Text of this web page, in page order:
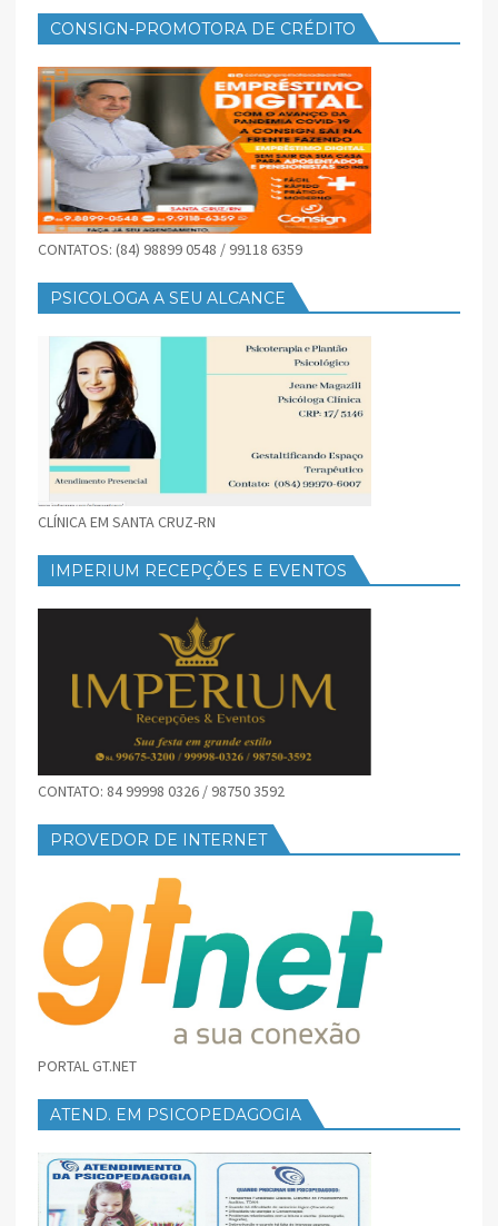
CONSIGN-PROMOTORA DE CRÉDITO
CONTATOS: (84) 98899 0548 / 99118 6359
PSICOLOGA A SEU ALCANCE
CLÍNICA EM SANTA CRUZ-RN
IMPERIUM RECEPÇÕES E EVENTOS
CONTATO: 84 99998 0326 / 98750 3592
PROVEDOR DE INTERNET
PORTAL GT.NET
ATEND. EM PSICOPEDAGOGIA